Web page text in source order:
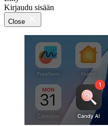
Kirjaudu sisään
Close